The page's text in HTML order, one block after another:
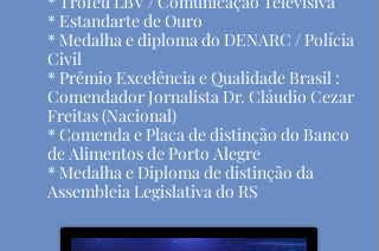
* Estandarte de Ouro
* Medalha e diploma do DENARC / Polícia
Civil
* Prêmio Excelência e Qualidade Brasil :
Comendador Jornalista Dr. Cláudio Cezar
Freitas (Nacional)
* Comenda e Placa de distinção do Banco
de Alimentos de Porto Alegre
* Medalha e Diploma de distinção da
Assembleia Legislativa do RS